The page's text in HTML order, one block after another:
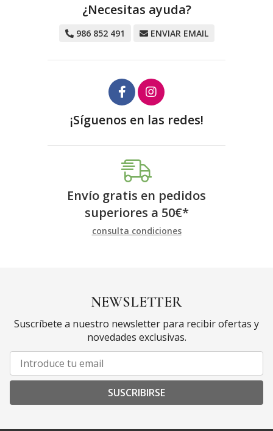
¿Necesitas ayuda?
986 852 491 ENVIAR EMAIL
¡Síguenos en las redes!
Envío gratis en pedidos
superiores a 50€*
consulta condiciones
NEWSLETTER
Suscríbete a nuestro newsletter para recibir ofertas y
novedades exclusivas.
SUSCRIBIRSE